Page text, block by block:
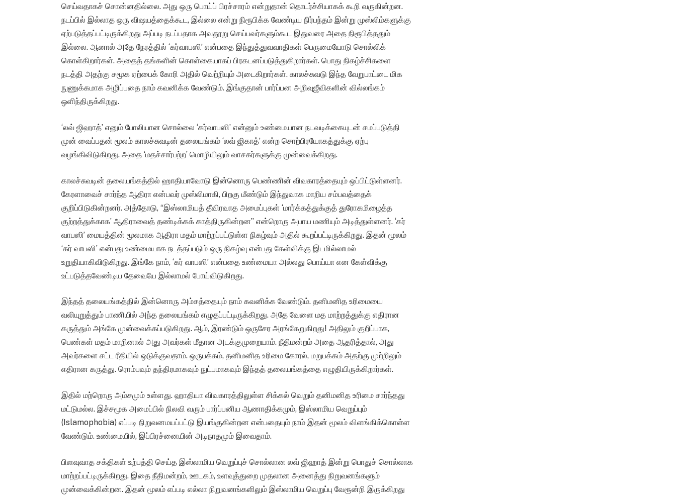
செய்வதாகச் சொன்னதில்லை. அது ஒரு பொய்ப் பிரச்சாரம் என்றுதான் தொடர்ச்சியாகக் கூறி வருகின்றன.
நடப்பில் இல்லாத ஒரு விஷயத்தைக்கூட, இல்லை என்று நிரூபிக்க வேண்டிய நிர்பந்தம் இன்று முஸ்லிம்களுக்கு
ஏற்படுத்தப்பட்டிருக்கிறது அப்படி நடப்பதாக அவதூறு செய்பவர்களும்கூட இதுவரை அதை நிரூபித்ததும்
இல்லை. ஆனால் அதே நேரத்தில் ‘கர்வாபஸி’ என்பதை இந்துத்துவவாதிகள் பெருமையோடு சொல்லிக்
கொள்கிறார்கள். அதைத் தங்களின் கொள்கையாகப் பிரகடனப்படுத்துகிறார்கள். பொது நிகழ்ச்சிகளை
நடத்தி அதற்கு சமூக ஏற்பைக் கோரி அதில் வெற்றியும் அடைகிறார்கள். காலச்சுவடு இந்த வேறுபாட்டை மிக
நுணுக்கமாக அழிப்பதை நாம் கவனிக்க வேண்டும். இங்குதான் பார்ப்பன அறிவுஜீவிகளின் வில்லங்கம்
ஒளிந்திருக்கிறது.
‘லவ் ஜிஹாத்’ எனும் போலியான சொல்லை ‘கர்வாபஸி’ என்னும் உண்மையான நடவடிக்கையுடன் சமப்படுத்தி
முன் வைப்பதன் மூலம் காலச்சுவடின் தலையங்கம் ‘லவ் ஜிகாத்’ என்ற சொற்பிரயோகத்துக்கு ஏற்பு
வழங்கிவிடுகிறது. அதை ‘மதச்சார்பற்ற’ மொழியிலும் வாசகர்களுக்கு முன்வைக்கிறது.
காலச்சுவடின் தலையங்கத்தில் ஹாதியாவோடு இன்னொரு பெண்ணின் விவகாரத்தையும் ஒப்பிட்டுள்ளனர்.
கேரளாவைச் சார்ந்த ஆதிரா என்பவர் முஸ்லிமாகி, பிறகு மீண்டும் இந்துவாக மாறிய சம்பவத்தைக்
குறிப்பிடுகின்றனர். அத்தோடு, “இஸ்லாமியத் தீவிரவாத அமைப்புகள் ‘மார்க்கத்துக்குத் துரோகமிழைத்த
குற்றத்துக்காக’ ஆதிராவைத் தண்டிக்கக் காத்திருகின்றன” என்றொரு அபாய மணியும் அடித்துள்ளனர். ‘கர்
வாபஸி’ மையத்தின் மூலமாக ஆதிரா மதம் மாற்றப்பட்டுள்ள நிகழ்வும் அதில் கூறப்பட்டிருக்கிறது. இதன் மூலம்
‘கர் வாபஸி’ என்பது உண்மையாக நடத்தப்படும் ஒரு நிகழ்வு என்பது கேள்விக்கு இடமில்லாமல்
உறுதியாகிவிடுகிறது. இங்கே நாம், ‘கர் வாபஸி’ என்பதை உண்மையா அல்லது பொய்யா என கேள்விக்கு
உட்படுத்தவேண்டிய தேவையே இல்லாமல் போய்விடுகிறது.
இந்தத் தலையங்கத்தில் இன்னொரு அம்சத்தையும் நாம் கவனிக்க வேண்டும். தனிமனித உரிமையை
வலியுறுத்தும் பாணியில் அந்த தலையங்கம் எழுதப்பட்டிருக்கிறது. அதே வேளை மத மாற்றத்துக்கு எதிரான
கருத்தும் அங்கே முன்வைக்கப்படுகிறது. ஆம், இரண்டும் ஒருசேர அரங்கேறுகிறது! அதிலும் குறிப்பாக,
பெண்கள் மதம் மாறினால் அது அவர்கள் மீதான அடக்குமுறையாம். நீதிமன்றம் அதை ஆதரித்தால், அது
அவர்களை சட்ட ரீதியில் ஒடுக்குவதாம். ஒருபக்கம், தனிமனித உரிமை கோரல், மறுபக்கம் அதற்கு முற்றிலும்
எதிரான கருத்து. ரொம்பவும் தந்திரமாகவும் நுட்பமாகவும் இந்தத் தலையங்கத்தை எழுதியிருக்கிறார்கள்.
இதில் மற்றொரு அம்சமும் உள்ளது. ஹாதியா விவகாரத்திலுள்ள சிக்கல் வெறும் தனிமனித உரிமை சார்ந்தது
மட்டுமல்ல. இச்சமூக அமைப்பில் நிலவி வரும் பார்ப்பனிய ஆணாதிக்கமும், இஸ்லாமிய வெறுப்பும்
(Islamophobia) எப்படி நிறுவனமயப்பட்டு இயங்குகின்றன என்பதையும் நாம் இதன் மூலம் விளங்கிக்கொள்ள
வேண்டும். உண்மையில், இப்பிரச்னையின் அடிநாதமும் இவைதாம்.
பிளவுவாத சக்திகள் உற்பத்தி செய்த இஸ்லாமிய வெறுப்புச் சொல்லான லவ் ஜிஹாத் இன்று பொதுச் சொல்லாக
மாற்றப்பட்டிருக்கிறது. இதை நீதிமன்றம், ஊடகம், உளவுத்துறை முதலான அனைத்து நிறுவனங்களும்
முன்வைக்கின்றன. இதன் மூலம் எப்படி எல்லா நிறுவனங்களிலும் இஸ்லாமிய வெறுப்பு வேரூன்றி இருக்கிறது